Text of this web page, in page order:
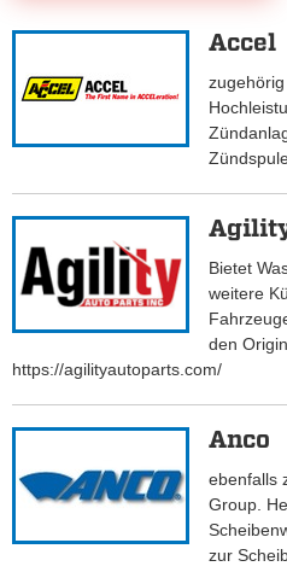
Accel
Bietet
weitere
den
https://agilityautoparts.com/
Anco
ebenfalls
Group.
zur